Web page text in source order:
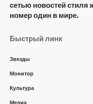
сетью новостей стиля
номер один в мире.
Быстрый линк
Звезды
Монитор
Культура